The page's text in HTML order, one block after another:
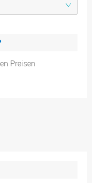
Preisen